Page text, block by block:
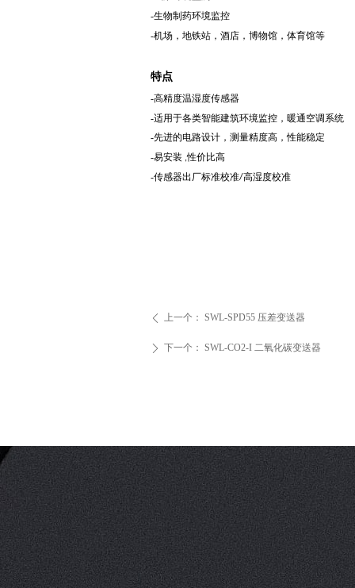
ꄴ 上一个： SWL-SPD55 压差变送器
ꄲ 下一个： SWL-CO2-I 二氧化碳变送器
-生物制药环境监控
-机场，地铁站，酒店，博物馆，体育馆等
特点
-高精度温湿度传感器
-适用于各类智能建筑环境监控，暖通空调系统
-先进的电路设计，测量精度高，性能稳定
-易安装 ,性价比高
-传感器出厂标准校准/高湿度校准